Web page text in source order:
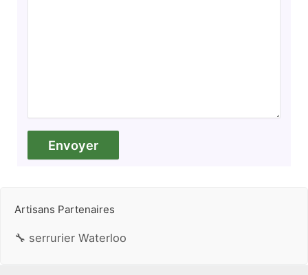
Artisans Partenaires
🔧 serrurier Waterloo